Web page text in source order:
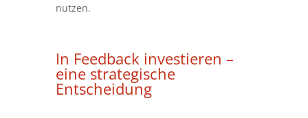
nutzen.
In Feedback investieren –
eine strategische
Entscheidung